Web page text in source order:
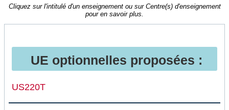
Cliquez sur l'intitulé d'un enseignement ou sur Centre(s) d'enseignement
pour en savoir plus.
UE optionnelles proposées :
US220T